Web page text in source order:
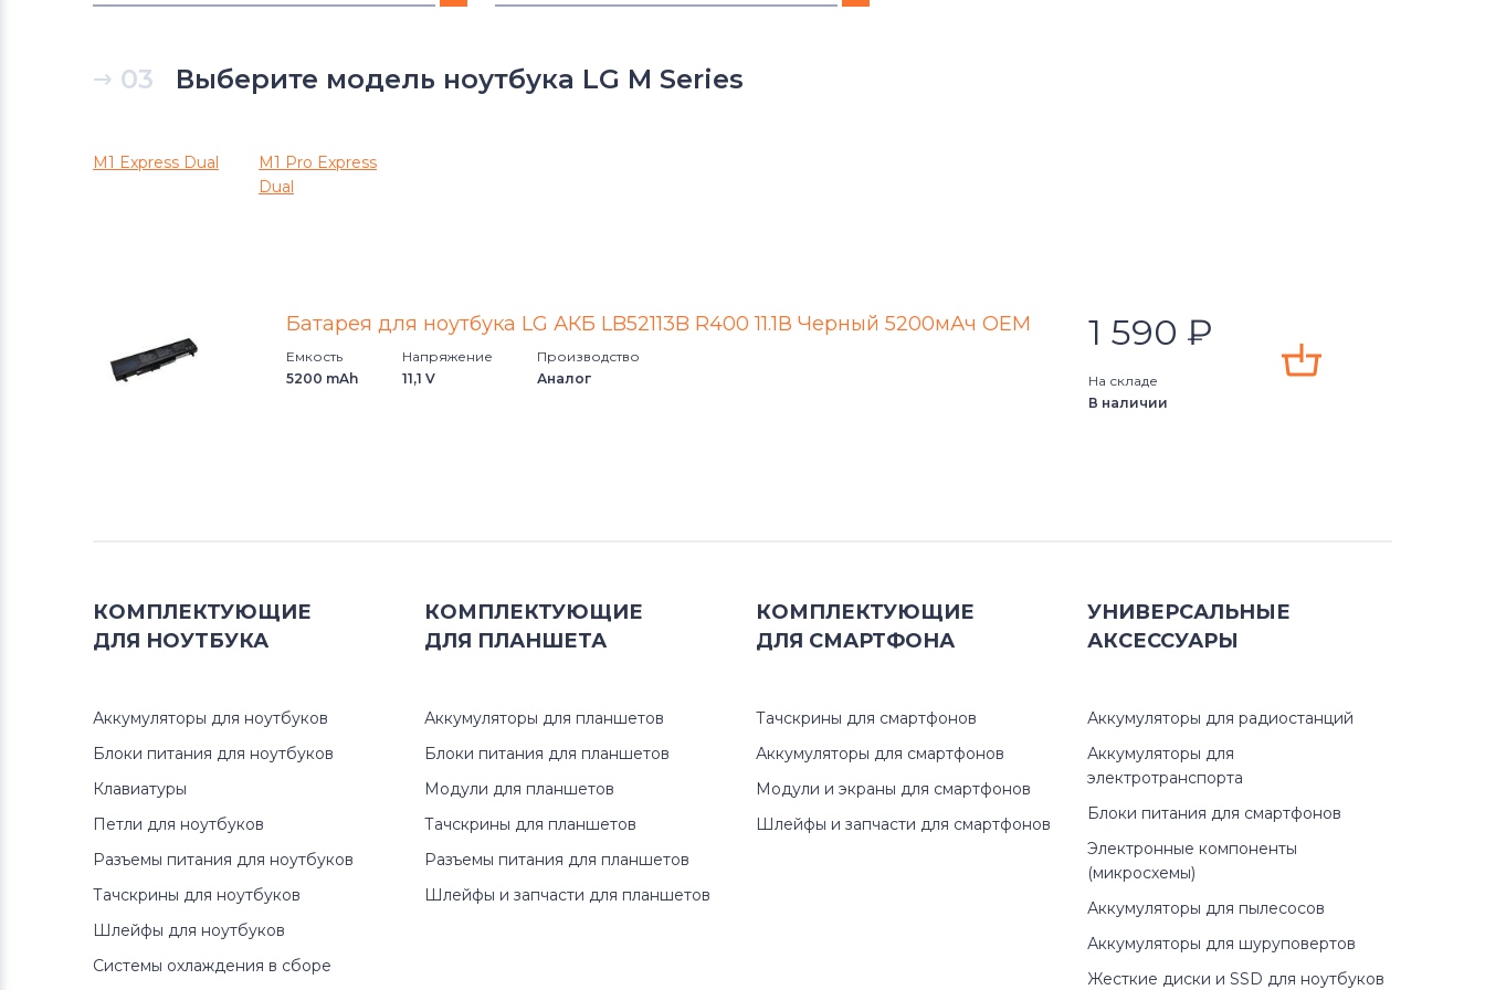
DNS
Аккумуляторы для ноутбуков
Аккумуляторы для ноутбуков
Gigabyte
Аккумуляторы для радиостанций
Аккумуляторы для ноутбуков
Philips
Аккумуляторы для ноутбуков
Thunderobot
Lenovo
LE Series
M Series
P Series
V Series
X Series
03 Выберите модель ноутбука LG M Series
M1 Express Dual
M1 Pro Express
Dual
Батарея для ноутбука LG АКБ LB52113B R400 11.1В Черный 5200мАч OEM
Емкость
5200 mAh
Напряжение
11,1 V
Производство
Аналог
1 590 ₽
На складе
В наличии
КОМПЛЕКТУЮЩИЕ
ДЛЯ НОУТБУКА
Аккумуляторы для ноутбуков
Блоки питания для ноутбуков
Клавиатуры
Петли для ноутбуков
Разъемы питания для ноутбуков
Тачскрины для ноутбуков
Шлейфы для ноутбуков
Системы охлаждения в сборе
КОМПЛЕКТУЮЩИЕ
ДЛЯ ПЛАНШЕТА
Аккумуляторы для планшетов
Блоки питания для планшетов
Модули для планшетов
Тачскрины для планшетов
Разъемы питания для планшетов
Шлейфы и запчасти для планшетов
КОМПЛЕКТУЮЩИЕ
ДЛЯ СМАРТФОНА
Тачскрины для смартфонов
Аккумуляторы для смартфонов
Модули и экраны для смартфонов
Шлейфы и запчасти для смартфонов
УНИВЕРСАЛЬНЫЕ
АКСЕССУАРЫ
Аккумуляторы для радиостанций
Аккумуляторы для
электротранспорта
Блоки питания для смартфонов
Электронные компоненты
(микросхемы)
Аккумуляторы для пылесосов
Аккумуляторы для шуруповертов
Жесткие диски и SSD для ноутбуков